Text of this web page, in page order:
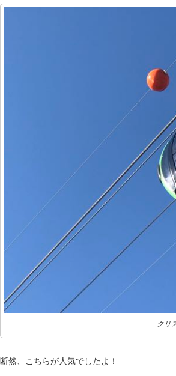
クリ
断然、こちらが人気でしたよ！